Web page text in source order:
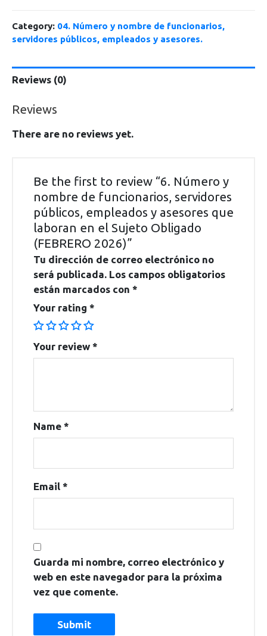
Category: 04. Número y nombre de funcionarios,
servidores públicos, empleados y asesores.
Reviews (0)
Reviews
There are no reviews yet.
Be the first to review “6. Número y
nombre de funcionarios, servidores
públicos, empleados y asesores que
laboran en el Sujeto Obligado
(FEBRERO 2026)”
Tu dirección de correo electrónico no
será publicada. Los campos obligatorios
están marcados con *
Your rating *
Your review *
Name *
Email *
Guarda mi nombre, correo electrónico y
web en este navegador para la próxima
vez que comente.